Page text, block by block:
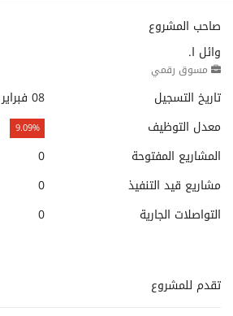
صاحب المشروع
وائل ا.
مسوق رقمي
تاريخ التسجيل
08 فبراير 2023
معدل التوظيف
9.09%
المشاريع المفتوحة
0
مشاريع قيد التنفيذ
0
التواصلات الجارية
0
تقدم للمشروع